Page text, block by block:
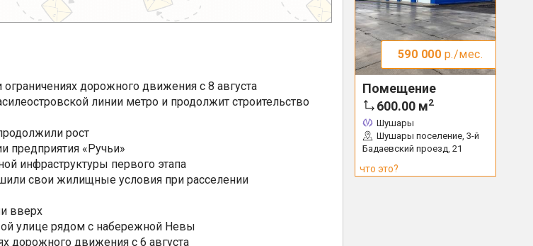
дорожного движения с 8 августа
линии метро и продолжит строительство
рост
предприятия «Ручьи»
инфраструктуры первого этапа
свои жилищные условия при расселении
вверх
улице рядом с набережной Невы
дорожного движения с 6 августа
590 000 р./мес.
Помещение
600.00 м2
Шушары
Шушары поселение, 3-й
Бадаевский проезд, 21
что это?